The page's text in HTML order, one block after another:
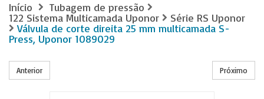
Início
Tubagem de pressão
122 Sistema Multicamada Uponor
Série RS Uponor
Válvula de corte direita 25 mm multicamada S-
Press, Uponor 1089029
Anterior Próximo